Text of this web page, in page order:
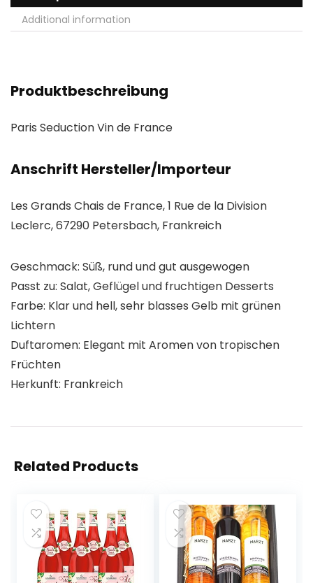
Additional information
Produktbeschreibung
Paris Seduction Vin de France
Anschrift Hersteller/Importeur
Les Grands Chais de France, 1 Rue de la Division
Leclerc, 67290 Petersbach, Frankreich
Geschmack: Süß, rund und gut ausgewogen
Passt zu: Salat, Geflügel und fruchtigen Desserts
Farbe: Klar und hell, sehr blasses Gelb mit grünen
Lichtern
Duftaromen: Elegant mit Aromen von tropischen
Früchten
Herkunft: Frankreich
Related Products